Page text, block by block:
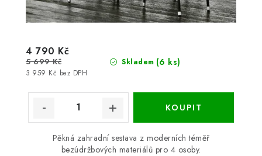
Skladem (6 ks)
3 959 Kč bez DPH
4 790 Kč
5 699 Kč
Pěkná zahradní sestava z moderních téměř
bezúdržbových materiálů pro 4 osoby.